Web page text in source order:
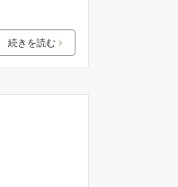
続きを読む